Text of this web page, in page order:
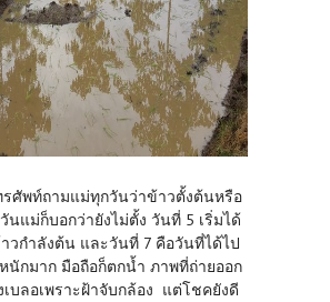
ศัพท์ถามแม่ทุกวันว่าข้าวตั้งต้นหรือ
นแม่ก็บอกว่ายังไม่ตั้ง วันที่ 5 เริ่มได้
วกำลังต้น และวันที่ 7 คือวันที่ได้ไป
นักมาก มือถือก็ตกน้ำ ภาพที่ถ่ายออก
เบลอเพราะฝ้าจับกล้อง แต่โชคยังดี